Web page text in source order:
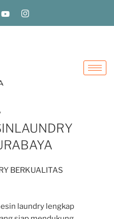
BERKUALITAS
laundry lengkap